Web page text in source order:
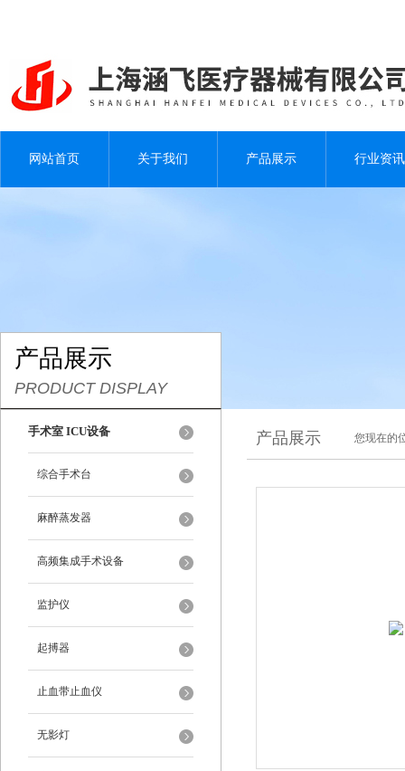
网站首页 关于我们 产品展示 行业资讯
产品展示
PRODUCT DISPLAY
手术室 ICU设备
综合手术台
麻醉蒸发器
高频集成手术设备
监护仪
起搏器
止血带止血仪
无影灯
产品展示 您现在的